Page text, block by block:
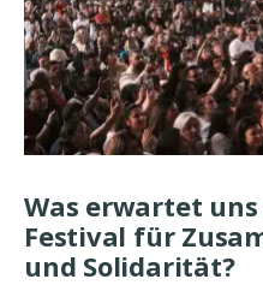
Was erwartet
Festival für
und Solidarität?